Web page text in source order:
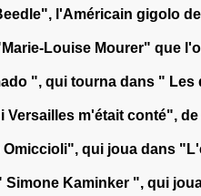
l'Américain gigolo
Louise Mourer" que
", qui tourna dans "
Versailles m'était conté",
qui joua dans
Kaminker ", qui